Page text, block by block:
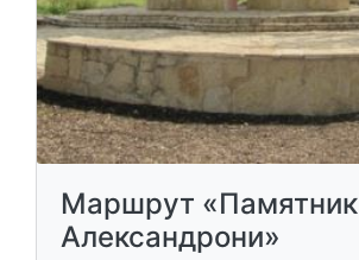
Маршрут «Памятник
Александрони»